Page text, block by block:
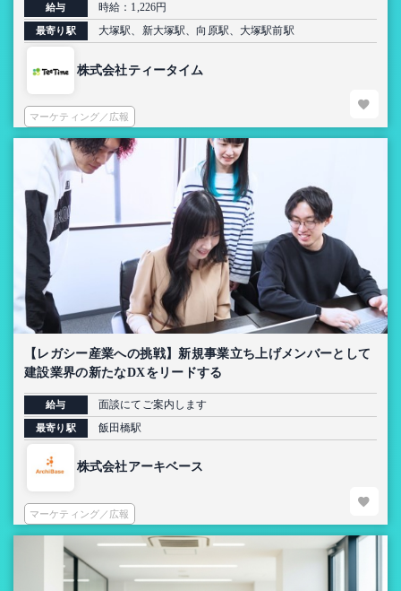
給与 時給：1,226円
最寄り駅 大塚駅、新大塚駅、向原駅、大塚駅前駅
株式会社ティータイム
マーケティング／広報
【レガシー産業への挑戦】新規事業立ち上げメンバーとして
建設業界の新たなDXをリードする
給与 面談にてご案内します
最寄り駅 飯田橋駅
株式会社アーキベース
マーケティング／広報